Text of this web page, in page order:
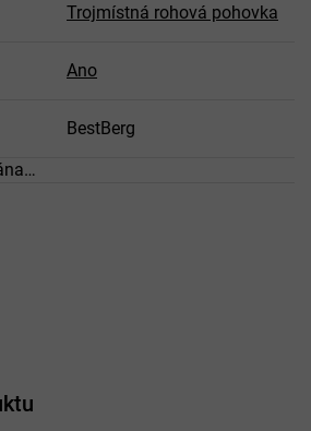
Trojmístná rohová pohovka
Ano
BestBerg